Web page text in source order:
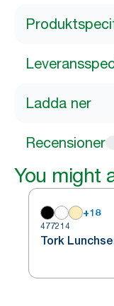
Ladda ner
Recensioner
You might
+18
477214
Tork